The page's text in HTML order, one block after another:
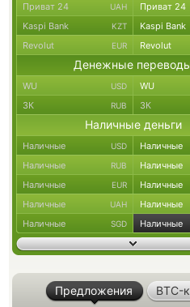
Приват 24 UAH Приват 24
Kaspi Bank KZT Kaspi Bank
Revolut EUR Revolut
Денежные
WU USD WU
ЗК RUB ЗК
Наличные деньги
Наличные USD Наличные
Наличные RUB Наличные
Наличные EUR Наличные
Наличные UAH Наличные
Наличные SGD Наличные
Предложения BTC-